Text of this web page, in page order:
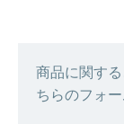
商品に関す
ちらのフォ